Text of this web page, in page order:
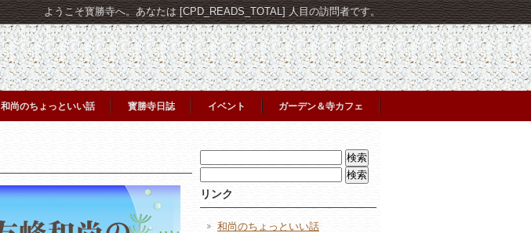
ようこそ寳勝寺へ。あなたは [CPD_READS_TOTAL] 人目の訪問者です。
和尚のちょっといい話 寳勝寺日誌 イベント ガーデン＆寺カフェ
索:
索:
リンク
和尚のちょっといい話